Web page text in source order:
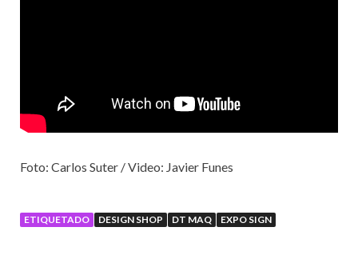
Foto: Carlos Suter / Video: Javier Funes
ETIQUETADO DESIGN SHOP DT MAQ EXPO SIGN